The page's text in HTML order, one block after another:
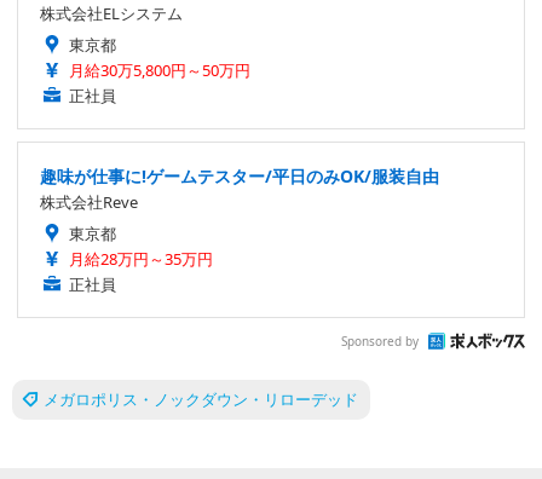
株式会社ELシステム
東京都
月給30万5,800円～50万円
正社員
趣味が仕事に!ゲームテスター/平日のみOK/服装自由
株式会社Reve
東京都
月給28万円～35万円
正社員
Sponsored by
メガロポリス・ノックダウン・リローデッド